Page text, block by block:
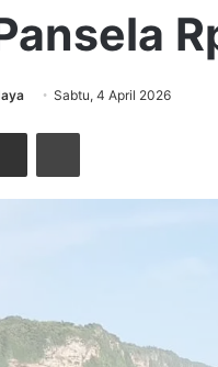
Sabtu, 4 April 2026